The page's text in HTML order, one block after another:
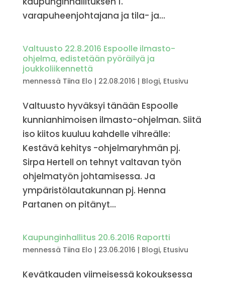
varapuheenjohtajana ja tila- ja...
Valtuusto 22.8.2016 Espoolle ilmasto-
ohjelma, edistetään pyöräilyä ja
joukkoliikennettä
mennessä Tiina Elo | 22.08.2016 | Blogi, Etusivu
Valtuusto hyväksyi tänään Espoolle
kunnianhimoisen ilmasto-ohjelman. Siitä
iso kiitos kuuluu kahdelle vihreälle:
Kestävä kehitys -ohjelmaryhmän pj.
Sirpa Hertell on tehnyt valtavan työn
ohjelmatyön johtamisessa. Ja
ympäristölautakunnan pj. Henna
Partanen on pitänyt...
Kaupunginhallitus 20.6.2016 Raportti
mennessä Tiina Elo | 23.06.2016 | Blogi, Etusivu
Kevätkauden viimeisessä kokouksessa